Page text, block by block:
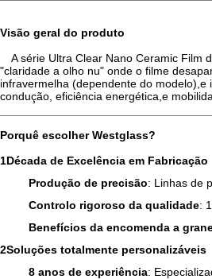
Visão geral do produto
A série Ultra Clear Nano Ceramic Film
"claridade a olho nu" onde o filme
infravermelha (dependente do
condução, eficiência energética,e
Porquê escolher Westglass?
1Década de Excelência em Fabricação
Produção de precisão: Linhas de
Controlo rigoroso da qualidade:
Benefícios da encomenda a
2Soluções totalmente personalizáveis
8 anos de experiência: